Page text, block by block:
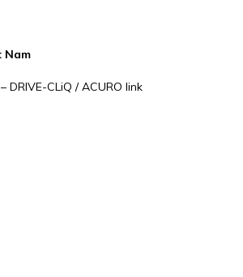
Nam
DRIVE-CLiQ / ACURO link